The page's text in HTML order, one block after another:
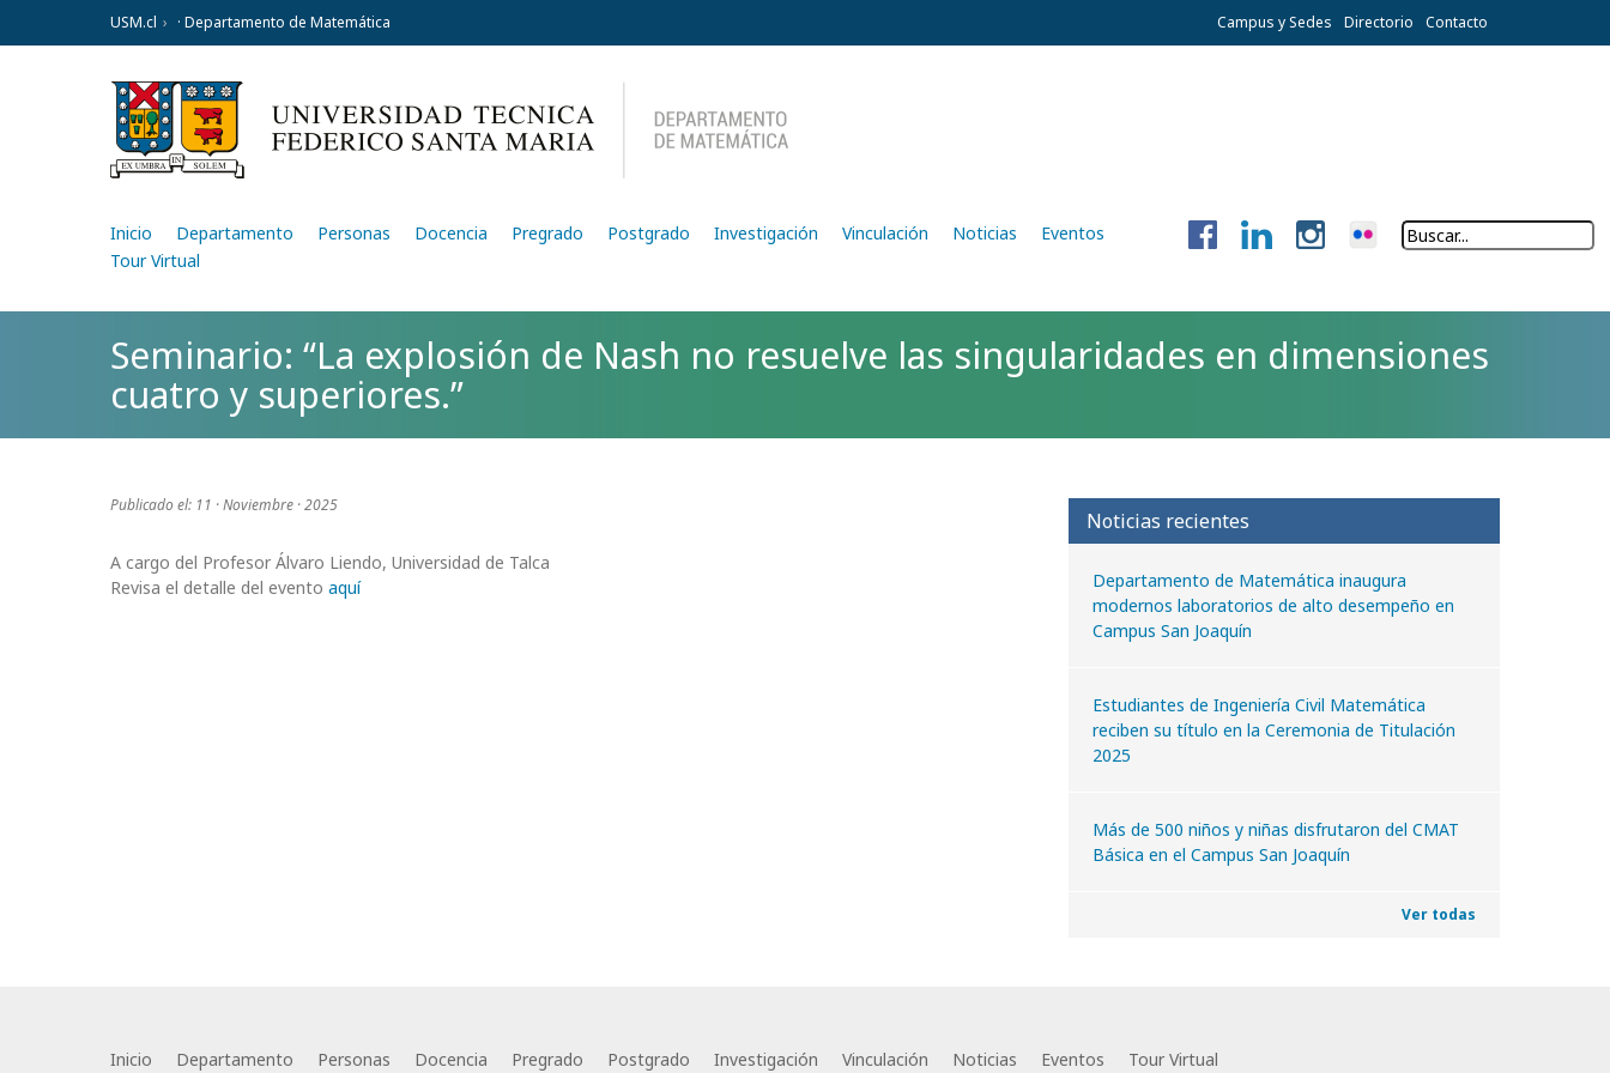
USM.cl · Departamento de Matemática Campus y Sedes Directorio Contacto
Inicio Departamento Personas Docencia Pregrado Postgrado Investigación Vinculación Noticias
Eventos
Tour Virtual
Seminario: “La explosión de Nash no resuelve las singularidades en dimensiones
cuatro y superiores.”
Publicado el: 11 · Noviembre · 2025
A cargo del Profesor Álvaro Liendo, Universidad de Talca
Revisa el detalle del evento aquí
Noticias recientes
Departamento de Matemática inaugura
modernos laboratorios de alto desempeño en
Campus San Joaquín
Estudiantes de Ingeniería Civil Matemática
reciben su título en la Ceremonia de Titulación
2025
Más de 500 niños y niñas disfrutaron del CMAT
Básica en el Campus San Joaquín
Ver todas
Inicio Departamento Personas Docencia Pregrado Postgrado Investigación Vinculación Noticias Eventos Tour Virtual